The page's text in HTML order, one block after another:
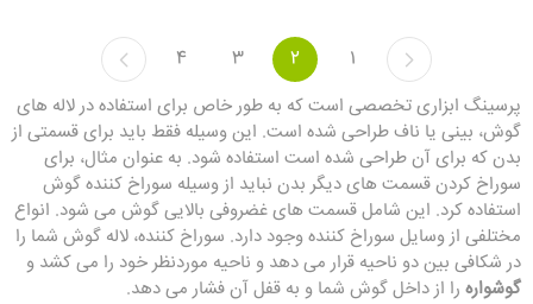
1
2
3
4
پرسینگ ابزاری تخصصی است که به طور خاص برای استفاده در لاله های
گوش، بینی یا ناف طراحی شده است. این وسیله فقط باید برای قسمتی از
بدن که برای آن طراحی شده است استفاده شود. به عنوان مثال، برای
سوراخ کردن قسمت های دیگر بدن نباید از وسیله سوراخ کننده گوش
استفاده کرد. این شامل قسمت های غضروفی بالایی گوش می شود. انواع
مختلفی از وسایل سوراخ کننده وجود دارد. سوراخ کننده، لاله گوش شما را
در شکافی بین دو ناحیه قرار می دهد و ناحیه موردنظر خود را می کشد و
گوشواره را از داخل گوش شما و به قفل آن فشار می دهد.